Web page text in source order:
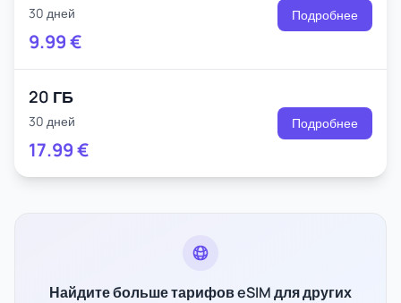
30 дней
9.99€
Подробнее
20 ГБ
30 дней
17.99€
Подробнее
Найдите больше тарифов eSIM для других